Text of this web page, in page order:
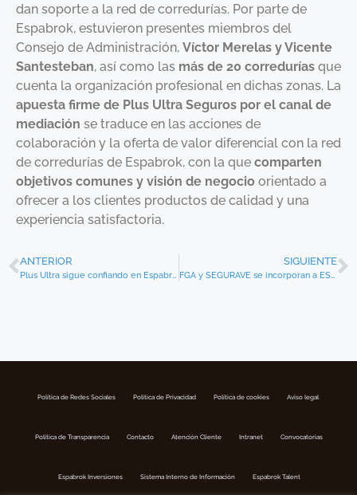
dan soporte a la red de corredurías. Por parte de
Espabrok, estuvieron presentes miembros del
Consejo de Administración, Víctor Merelas y Vicente
Santesteban, así como las más de 20 corredurías que
cuenta la organización profesional en dichas zonas. La
apuesta firme de Plus Ultra Seguros por el canal de
mediación se traduce en las acciones de
colaboración y la oferta de valor diferencial con la red
de corredurías de Espabrok, con la que comparten
objetivos comunes y visión de negocio orientado a
ofrecer a los clientes productos de calidad y una
experiencia satisfactoria.
ANTERIOR
Plus Ultra sigue confiando en Espabrok y amplía su colaboración hasta 2020
SIGUIENTE
FGA y SEGURAVE se incorporan a ESPABROK
Política de Redes Sociales Politica de Privacidad Política de cookies Aviso legal
Política de Transparencia Contacto Atención Cliente Intranet Convocatorias
Espabrok Inversiones Sistema Interno de Información Espabrok Talent